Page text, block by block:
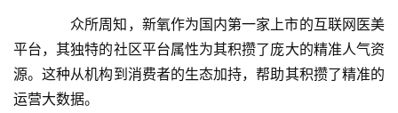
新
商
专
众所周知，新氧作为国内第一家上市的互联网医美
平台，其独特的社区平台属性为其积攒了庞大的精准人气资
源。这种从机构到消费者的生态加持，帮助其积攒了精准的
运营大数据。